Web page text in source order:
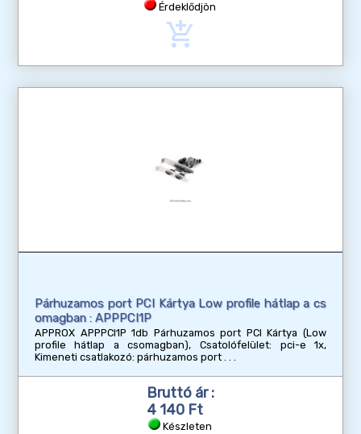
Érdeklődjön
add_shopping_cart
Párhuzamos port PCI Kártya Low profile hátlap a cs
omagban : APPPCI1P
APPROX APPPCI1P 1db Párhuzamos port PCI Kártya (Low
profile hátlap a csomagban), Csatolófelület: pci-e 1x,
Kimeneti csatlakozó: párhuzamos port
Bruttó ár :
4 140 Ft
Készleten